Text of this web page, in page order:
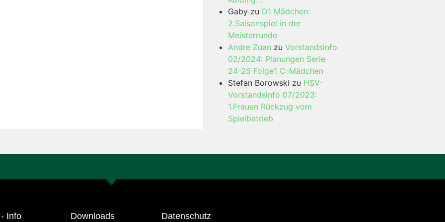
Gabyzu D1 Mädchen:
2.Saisonspiel in der
Meisterrunde
Andre Zuan zu Vorstandsinfo
02/2024: Planungen Serie
24-25 Folge1 C-Mädchen
Stefan Borowski zu HSV-
Vorstandsinfo 07/2023:
1.Frauen Rückzug vom
Spielbetrieb
Info Downloads Datenschutz